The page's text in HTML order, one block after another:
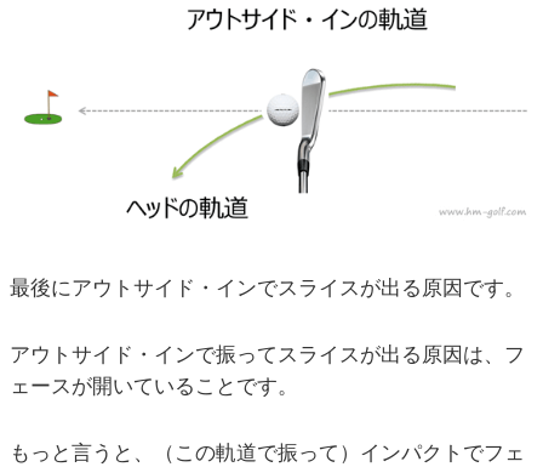
最後にアウトサイド・インでスライスが出る原因です。
アウトサイド・インで振ってスライスが出る原因は、フ
ェースが開いていることです。
もっと言うと、（この軌道で振って）インパクトでフェ